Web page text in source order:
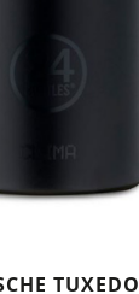
TUXEDO